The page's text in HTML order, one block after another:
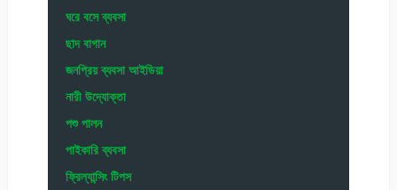
ঘরে বসে ব্যবসা
ছাদ বাগান
জনপ্রিয় ব্যবসা আইডিয়া
নারী উদ্যোক্তা
পশু পালন
পাইকারি ব্যবসা
ফ্রিল্যান্সিং টিপস